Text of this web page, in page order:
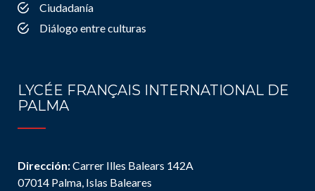
Ciudadanía
Diálogo entre culturas
LYCÉE FRANÇAIS INTERNATIONAL DE
PALMA
Dirección:Carrer Illes Balears 142A
07014 Palma, Islas Baleares